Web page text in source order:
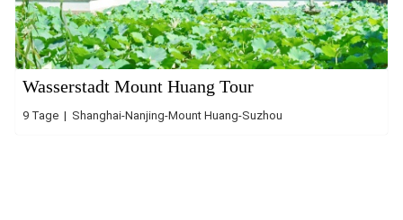
Wasserstadt Mount Huang Tour
9 Tage | Shanghai-Nanjing-Mount Huang-Suzhou